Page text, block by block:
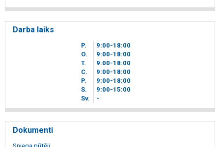
Darba laiks
P. 9 00-18 00
O.
9 00-18 00
T.
9 00-18 00
C.
9 00-18 00
P.
9 00-18 00
S.
9 00-15 00
Sv.
-
Dokumenti